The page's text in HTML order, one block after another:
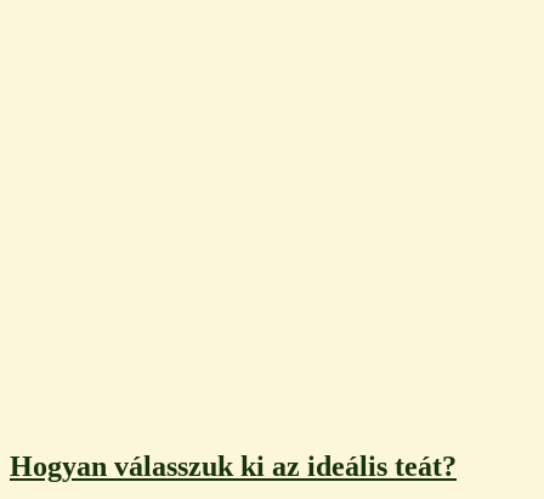
Hogyan válasszuk ki az ideális teát?